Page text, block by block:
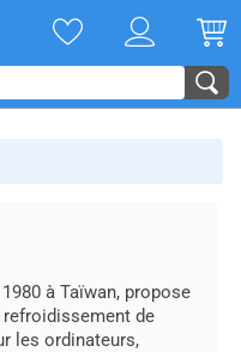
à Taïwan, propose
de
les ordinateurs,